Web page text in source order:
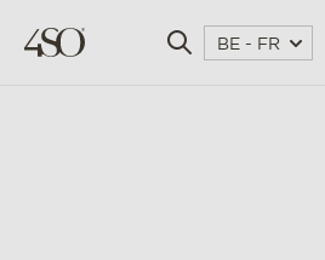
BE - FR